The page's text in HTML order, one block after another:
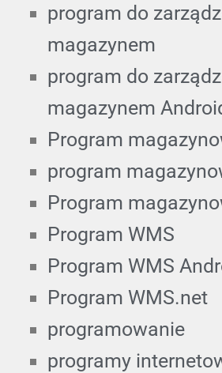
program do
magazynem
program do
magazynem
Program
program
Program
Program WMS
Program WMS
Program WMS.net
programowanie
programy